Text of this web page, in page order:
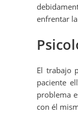
enfrentar
El trabajo
paciente
problema
con él